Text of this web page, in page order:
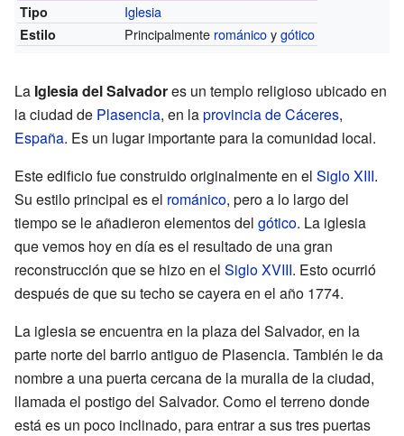
Tipo
Iglesia
Estilo Principalmente románicoygótico
La Iglesia del Salvadores un templo religioso ubicado en
la ciudad de Plasencia, en laprovincia de Cáceres,
España. Es un lugar importante para la comunidad local.
Este edificio fue construido originalmente en el Siglo XIII.
Su estilo principal es el románico, pero a lo largo del
tiempo se le añadieron elementos del gótico. La iglesia
que vemos hoy en día es el resultado de una gran
reconstrucción que se hizo en el Siglo XVIII. Esto ocurrió
después de que su techo se cayera en el año 1774.
La iglesia se encuentra en la plaza del Salvador, en la
parte norte del barrio antiguo de Plasencia. También le da
nombre a una puerta cercana de la muralla de la ciudad,
llamada el postigo del Salvador. Como el terreno donde
está es un poco inclinado, para entrar a sus tres puertas